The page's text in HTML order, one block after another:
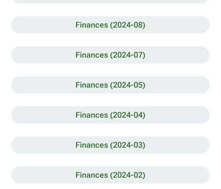
Finances (2024-08)
Finances (2024-07)
Finances (2024-05)
Finances (2024-04)
Finances (2024-03)
Finances (2024-02)